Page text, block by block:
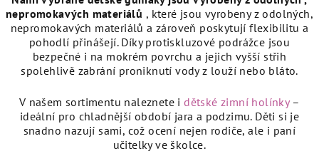
nepromokavých materiálů , které jsou vyrobeny z odolných,
nepromokavých materiálů a zároveň poskytují flexibilitu a
pohodlí přinášejí. Díky protiskluzové podrážce jsou
bezpečné i na mokrém povrchu a jejich vyšší střih
spolehlivě zabrání proniknutí vody z louží nebo bláto.
V našem sortimentu naleznete idětské zimní holínky–
ideální pro chladnější období jara a podzimu. Děti si je
snadno nazují sami, což ocení nejen rodiče, ale i paní
učitelky ve školce.